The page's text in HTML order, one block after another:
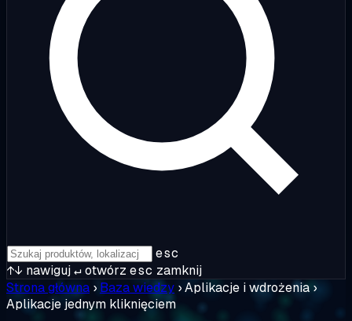
esc
↑↓ nawiguj↵otwórz esc zamknij
Strona główna › Baza wiedzy ›Aplikacje i wdrożenia ›
Aplikacje jednym kliknięciem